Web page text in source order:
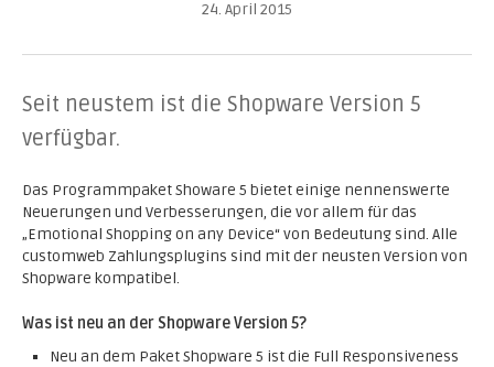
24. April 2015
Seit neustem ist die Shopware Version 5
verfügbar.
Das Programmpaket Showare 5 bietet einige nennenswerte
Neuerungen und Verbesserungen, die vor allem für das
„Emotional Shopping on any Device“ von Bedeutung sind. Alle
customweb Zahlungsplugins sind mit der neusten Version von
Shopware kompatibel.
Was ist neu an der Shopware Version 5?
Neu an dem Paket Shopware 5 ist die Full Responsiveness